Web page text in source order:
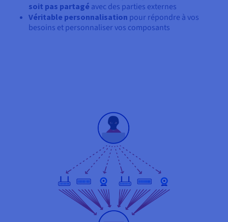
soit pas partagé avec des parties externes
Véritable personnalisation pour répondre à vos
besoins et personnaliser vos composants